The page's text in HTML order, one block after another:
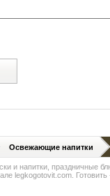
Освежающие напитки
и напитки, праздничные
legkogotovit.com. Готовить